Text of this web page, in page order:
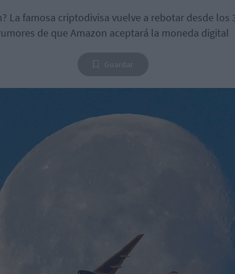
La famosa criptodivisa vuelve a rebotar desde los
de que Amazon aceptará la moneda digital